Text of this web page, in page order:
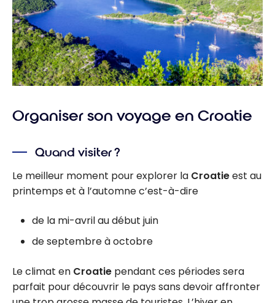
Organiser son voyage en Croatie
Quand visiter ?
Le meilleur moment pour explorer la Croatieest au
printemps et à l’automne c’est-à-dire
de la mi-avril au début juin
de septembre à octobre
Le climat en Croatie pendant ces périodes sera
parfait pour découvrir le pays sans devoir affronter